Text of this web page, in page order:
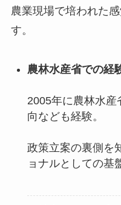
農業現場で培われた
す。
農林水産省での経
2005年に農林水産
向なども経験。
政策立案の裏側を
ョナルとしての基